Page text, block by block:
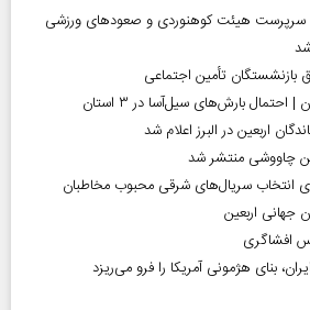
سرپرست هیئت کوهنوردی و صعودهای ورزشی
بازنشستگان تأمین اجتماعی
اربعین در البرز اعلام شد
چاووشی منتشر شد
انتخاب سریال‌های شرقی محبوب مخاطبان
جهانی اربعین
افشاگری
بنای هژمونی آمریکا را فرو می‌ریزد